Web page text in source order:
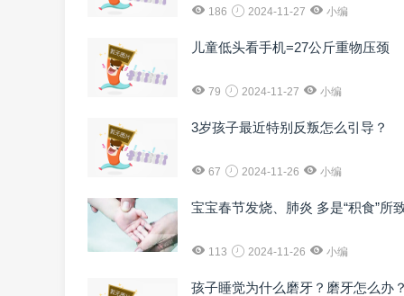
186 2024-11-27 小编
儿童低头看手机=27公斤重物压颈
79 2024-11-27 小编
3岁孩子最近特别反叛怎么引导？
67 2024-11-26 小编
宝宝春节发烧、肺炎 多是“积食”所
113 2024-11-26 小编
孩子睡觉为什么磨牙？磨牙怎么办